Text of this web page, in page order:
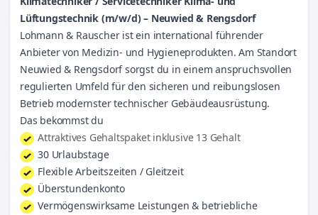
Lüftungstechnik (m/w/d) – Neuwied & Rengsdorf
Lohmann & Rauscher ist ein international führender
Anbieter von Medizin- und Hygieneprodukten. Am Standort
Neuwied & Rengsdorf sorgst du in einem anspruchsvollen
regulierten Umfeld für den sicheren und reibungslosen
Betrieb modernster technischer Gebäudeausrüstung.
Das bekommst du
Attraktives Gehaltspaket inklusive 13 Gehalt
30 Urlaubstage
Flexible Arbeitszeiten / Gleitzeit
Überstundenkonto
Vermögenswirksame Leistungen & betriebliche